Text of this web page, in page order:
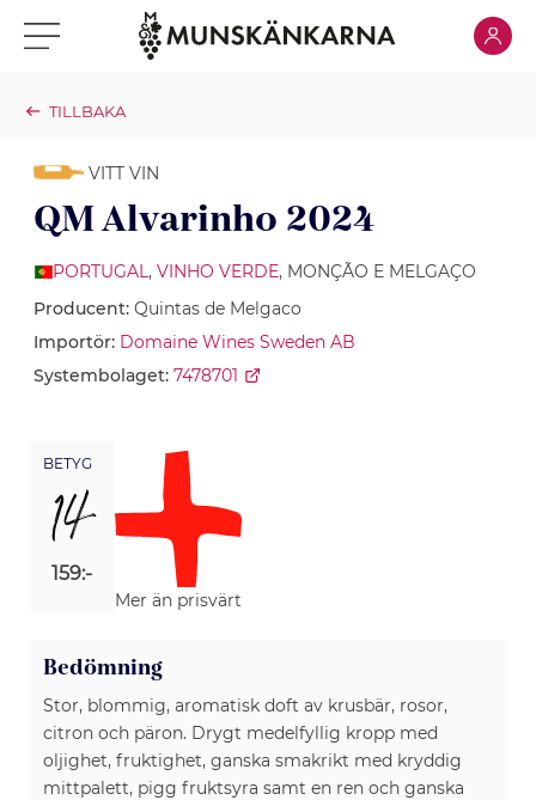
Klicka för meny Klicka
TILLBAKA
VITT VIN
QM Alvarinho 2024
PORTUGAL, VINHO VERDE, MONÇÃO E MELGAÇO
Producent: Quintas de Melgaco
Importör: Domaine Wines Sweden AB
Systembolaget: 7478701
BETYG
14
159:-
Mer än prisvärt
Bedömning
Stor, blommig, aromatisk doft av krusbär, rosor,
citron och päron. Drygt medelfyllig kropp med
oljighet, fruktighet, ganska smakrikt med kryddig
mittpalett, pigg fruktsyra samt en ren och ganska